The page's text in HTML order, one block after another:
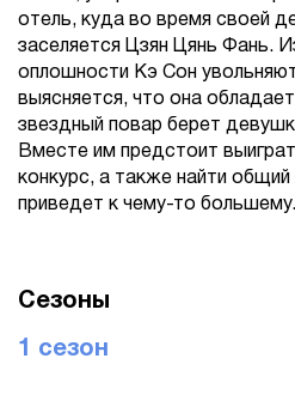
отель, куда во время своей
заселяется Цзян Цянь Фань.
оплошности Кэ Сон
выясняется, что она
звездный повар берет
Вместе им предстоит
конкурс, а также найти
приведет к чему-то большему.
Сезоны
1 сезон